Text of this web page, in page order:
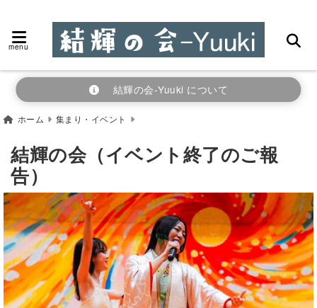
menu
結輝の会-Yuuki について
ホーム 集まり・イベント
結輝の会（イベント終了のご報
告）